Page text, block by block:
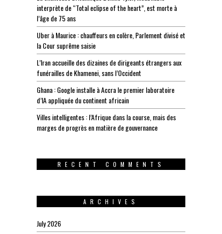
interprète de “Total eclipse of the heart”, est morte à
l’âge de 75 ans
Uber à Maurice : chauffeurs en colère, Parlement divisé et
la Cour suprême saisie
L’Iran accueille des dizaines de dirigeants étrangers aux
funérailles de Khamenei, sans l’Occident
Ghana : Google installe à Accra le premier laboratoire
d’IA appliquée du continent africain
Villes intelligentes : l’Afrique dans la course, mais des
marges de progrès en matière de gouvernance
RECENT COMMENTS
ARCHIVES
July 2026